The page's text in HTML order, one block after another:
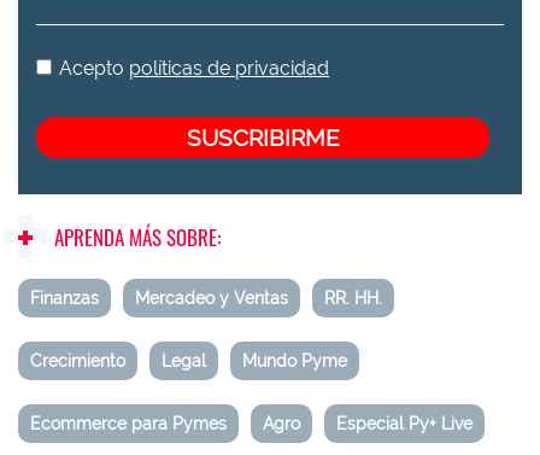
Acepto políticas de privacidad
APRENDA MÁS SOBRE:
Finanzas Mercadeo y Ventas RR. HH.
Crecimiento Legal Mundo Pyme
Ecommerce para Pymes Agro Especial Py+ Live